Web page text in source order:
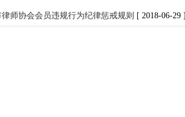
师协会会员违规行为纪律惩戒规则 [ 2018-06-29